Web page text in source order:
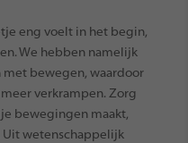
eng voelt in het begin,
We hebben namelijk
bewegen, waardoor
verkrampen. Zorg
bewegingen maakt,
wetenschappelijk